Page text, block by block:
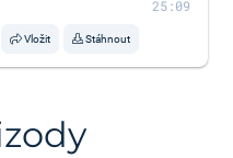
25:09
Vložit Stáhnout